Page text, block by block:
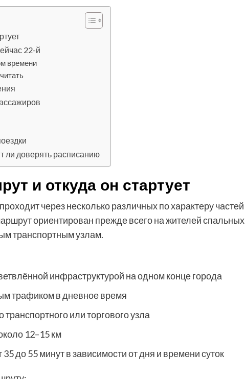
22-й
времени
ли доверять расписанию
и откуда он стартует
через несколько различных по характеру частей
ориентирован прежде всего на жителей спальных
транспортным узлам.
инфраструктурой на одном конце города
трафиком в дневное время
транспортного или торгового узла
12–15 км
до 55 минут в зависимости от дня и времени суток